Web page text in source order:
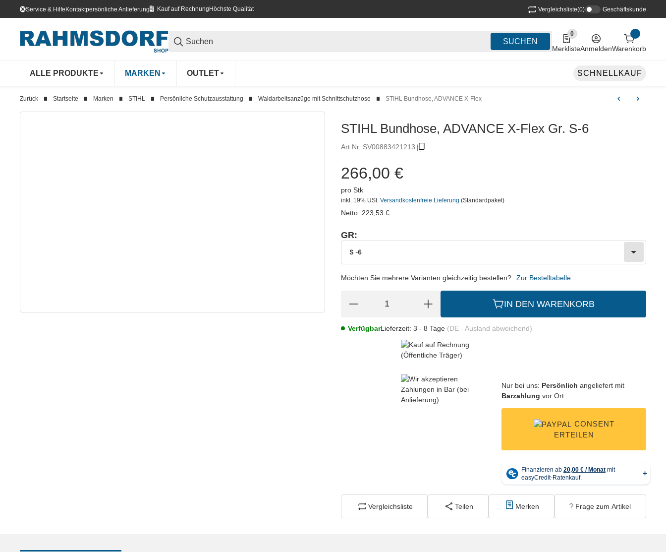
Service & HilfeKontaktpersönliche Anlieferung Kauf auf Rechnung Höchste Qualität Vergleichsliste(0) Geschäftskunde
SUCHEN
0
0 Produkte in der Liste
MerklisteAnmeldenWarenkorb
ALLE PRODUKTE MARKEN OUTLET SCHNELLKAUF
Zurück Startseite Marken STIHL Persönliche Schutzausstattung Waldarbeitsanzüge mit Schnittschutzhose STIHL Bundhose, ADVANCE X-Flex
STIHL Bundhose, ADVANCE X-Flex Gr. S-6
Art.Nr.:SV00883421213
266,00 €
pro Stk
inkl. 19% USt. Versandkostenfreie Lieferung (Standardpaket)
Netto: 223,53 €
GR:
S -6
Möchten Sie mehrere Varianten gleichzeitig bestellen? Zur Bestelltabelle
IN DEN WARENKORB
VerfügbarLieferzeit: 3 - 8 Tage (DE - Ausland abweichend)
Nur bei uns: Persönlich angeliefert mit
Barzahlung vor Ort.
CONSENT
ERTEILEN
Vergleichsliste Teilen Merken Frage zum Artikel